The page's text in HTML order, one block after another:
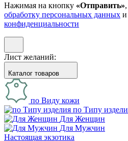
Нажимая на кнопку «Отправить»
обработку персональных данных и
конфиденциальности
Лист желаний:
Каталог товаров
по Виду кожи
по Типу
Для Женщин
Для Мужчин
Настоящая экзотика